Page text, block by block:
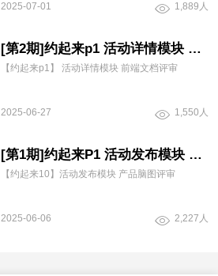
2025-07-01 1,889人
[第2期]约起来p1 活动详情模块 前端文档评审
【约起来p1】 活动详情模块 前端文档评审
2025-06-27 1,550人
[第1期]约起来P1 活动发布模块 产品脑图评审
【约起来10】活动发布模块 产品脑图评审
2025-06-06 2,227人